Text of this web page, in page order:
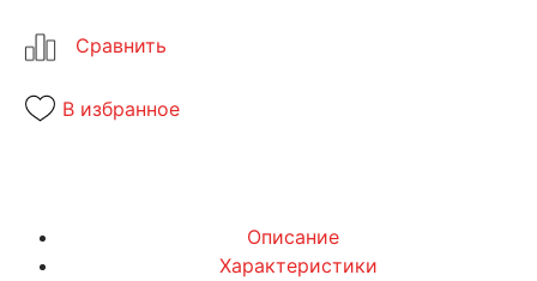
В избранное
Описание
Характеристики